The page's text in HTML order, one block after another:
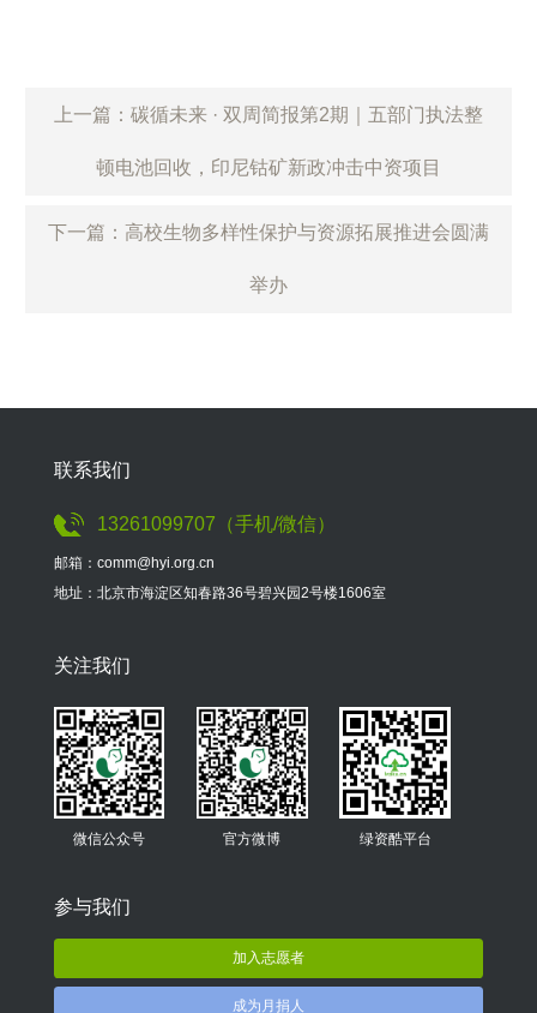
上一篇：碳循未来 · 双周简报第2期｜五部门执法整
顿电池回收，印尼钴矿新政冲击中资项目
下一篇：高校生物多样性保护与资源拓展推进会圆满
举办
联系我们
13261099707（手机/微信）
邮箱：comm@hyi.org.cn
地址：北京市海淀区知春路36号碧兴园2号楼1606室
关注我们
微信公众号 官方微博 绿资酷平台
参与我们
加入志愿者
成为月捐人